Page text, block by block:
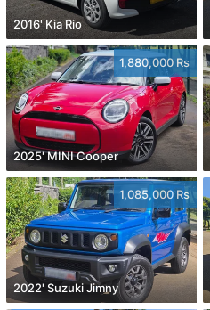
2016' Kia Rio
1,880,000 Rs
2025' MINI Cooper
1,085,000 Rs
2022' Suzuki Jimny